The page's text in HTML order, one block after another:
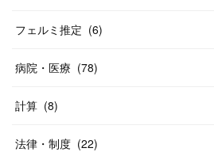
フェルミ推定 (6)
病院・医療 (78)
計算 (8)
法律・制度 (22)